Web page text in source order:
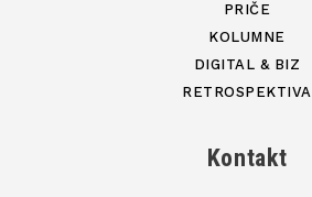
PRIČE
KOLUMNE
DIGITAL & BIZ
RETROSPEKTIVA
Kontakt